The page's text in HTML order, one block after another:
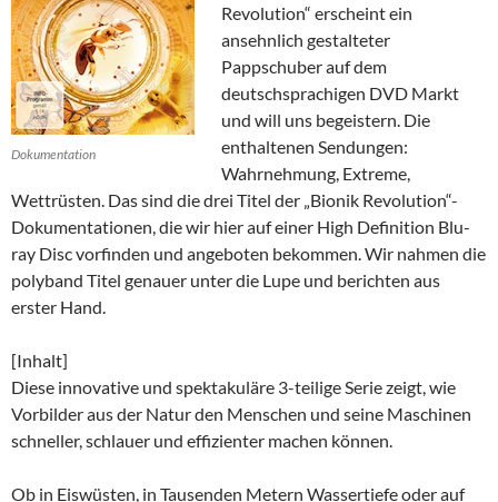
Dokumentation
Revolution“ erscheint ein
ansehnlich gestalteter
Pappschuber auf dem
deutschsprachigen DVD Markt
und will uns begeistern. Die
enthaltenen Sendungen:
Wahrnehmung, Extreme,
Wettrüsten. Das sind die drei Titel der „Bionik Revolution“-
Dokumentationen, die wir hier auf einer High Definition Blu-
ray Disc vorfinden und angeboten bekommen. Wir nahmen die
polyband Titel genauer unter die Lupe und berichten aus
erster Hand.
[Inhalt]
Diese innovative und spektakuläre 3-teilige Serie zeigt, wie
Vorbilder aus der Natur den Menschen und seine Maschinen
schneller, schlauer und effizienter machen können.
Ob in Eiswüsten, in Tausenden Metern Wassertiefe oder auf